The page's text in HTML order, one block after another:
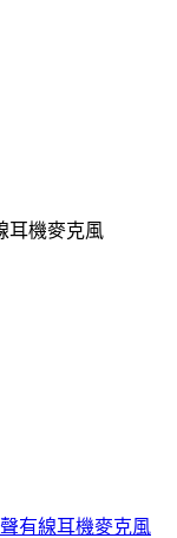
耳機麥克風
聲有線耳機麥克風